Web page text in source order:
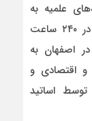
علمیه به
تشریح و آموزش ۱۴ ساحت اصلی تربیتی در ۲۴۰ ساعت
اصفهان به
اقتصادی و
اساتید